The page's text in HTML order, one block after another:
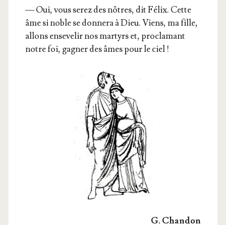
— Oui, vous serez des nôtres, dit Félix. Cette
âme si noble se don­ne­ra à Dieu. Viens, ma fille,
allons ense­ve­lir nos mar­tyrs et, pro­cla­mant
notre foi, gagner des âmes pour le ciel !
G. Chan­don